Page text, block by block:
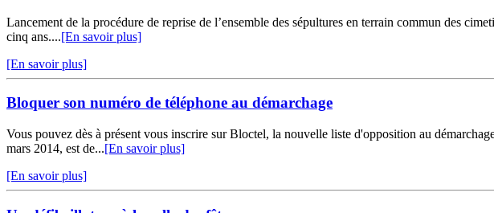
Lancement de la procédure de reprise de l’ensemble des sépultures en terrain commun des
cinq ans....[En savoir plus]
[En savoir plus]
Bloquer son numéro de téléphone au démarchage
Vous pouvez dès à présent vous inscrire sur Bloctel, la nouvelle liste d'opposition au
mars 2014, est de...[En savoir plus]
[En savoir plus]